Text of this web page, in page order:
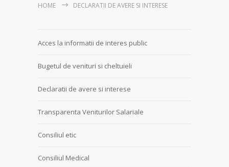
HOME DECLARATII DE AVERE SI INTERESE
Acces la informatii de interes public
Bugetul de venituri si cheltuieli
Declaratii de avere si interese
Transparenta Veniturilor Salariale
Consiliul etic
Consiliul Medical